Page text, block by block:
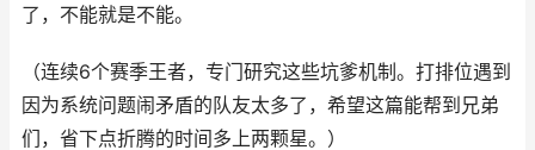
了，不能就是不能。
（连续6个赛季王者，专门研究这些坑爹机制。打排位遇到
因为系统问题闹矛盾的队友太多了，希望这篇能帮到兄弟
们，省下点折腾的时间多上两颗星。）